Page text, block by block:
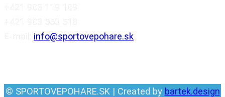
info@sportovepohare.sk
© SPORTOVEPOHARE.SK | Created by bartek.design